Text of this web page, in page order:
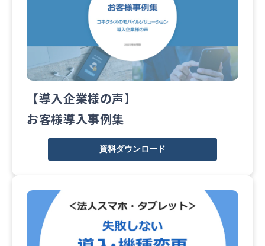
【導入企業様の声】
お客様導入事例集
資料ダウンロード